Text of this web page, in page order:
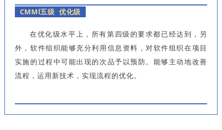
CMMl五级 优化级
在优化级水平上，所有第四级的要求都已经达到，另
外，软件组织能够充分利用信息资料，对软件组织在项目
实施的过程中可能出现的次品予以预防。能够主动地改善
流程，运用新技术，实现流程的优化。